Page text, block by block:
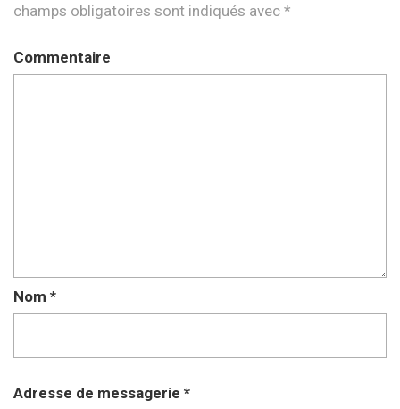
champs obligatoires sont indiqués avec *
Commentaire
Nom *
Adresse de messagerie *